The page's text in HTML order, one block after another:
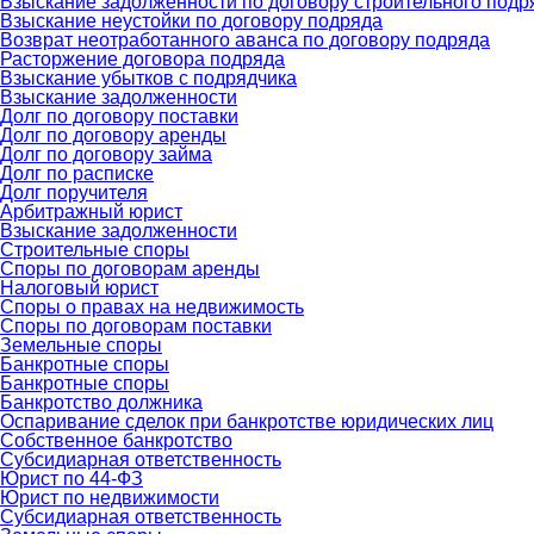
Взыскание неустойки по договору подряда
Возврат неотработанного аванса по договору подряда
Расторжение договора подряда
Взыскание убытков с подрядчика
Взыскание задолженности
Долг по договору поставки
Долг по договору аренды
Долг по договору займа
Долг по расписке
Долг поручителя
Арбитражный юрист
Взыскание задолженности
Строительные споры
Споры по договорам аренды
Налоговый юрист
Споры о правах на недвижимость
Споры по договорам поставки
Земельные споры
Банкротные споры
Банкротные споры
Банкротство должника
Оспаривание сделок при банкротстве юридических лиц
Собственное банкротство
Субсидиарная ответственность
Юрист по 44-ФЗ
Юрист по недвижимости
Субсидиарная ответственность